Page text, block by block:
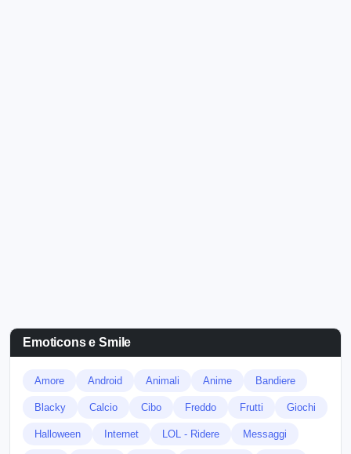
Emoticons e Smile
Amore Android Animali Anime Bandiere
Blacky Calcio Cibo Freddo Frutti Giochi
Halloween Internet LOL - Ridere Messaggi